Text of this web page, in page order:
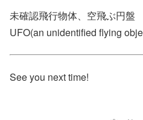
未確認飛行物体、空飛ぶ円盤
UFO(an unidentified flying
See you next time!